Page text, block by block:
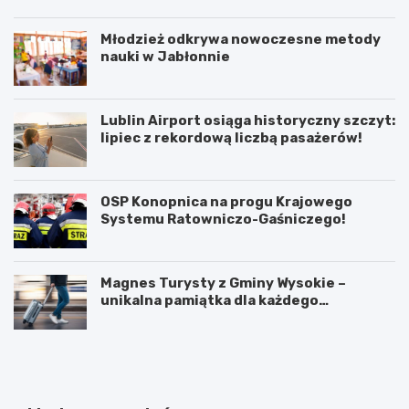
Młodzież odkrywa nowoczesne metody
nauki w Jabłonnie
Lublin Airport osiąga historyczny szczyt:
lipiec z rekordową liczbą pasażerów!
OSP Konopnica na progu Krajowego
Systemu Ratowniczo-Gaśniczego!
Magnes Turysty z Gminy Wysokie –
unikalna pamiątka dla każdego
N
P